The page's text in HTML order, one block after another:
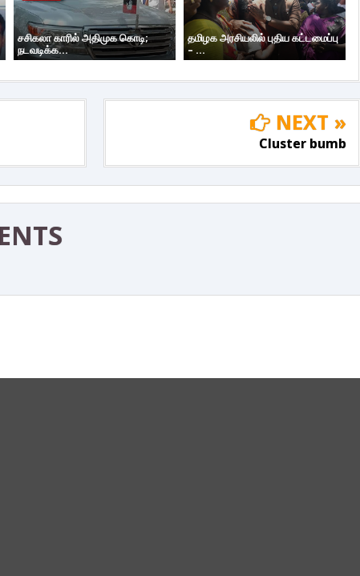
சசிகலா காரில் அதிமுக கொடி;
நடவடிக்க...
தமிழக அரசியலில் புதிய கட்டமைப்பு
– ...
NEXT »
Cluster bumb